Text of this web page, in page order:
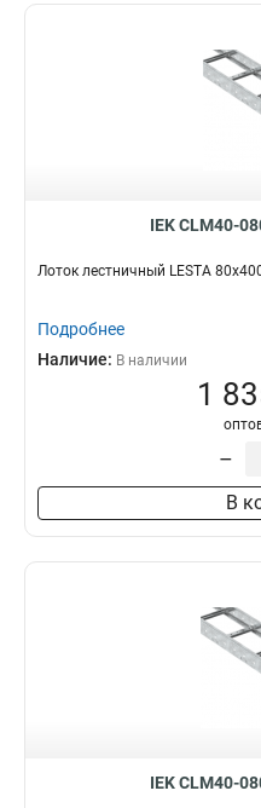
IEK CLM40-
Лоток лестничный LESTA
Подробнее
Наличие: В наличии
1
–
В
IEK CLM40-